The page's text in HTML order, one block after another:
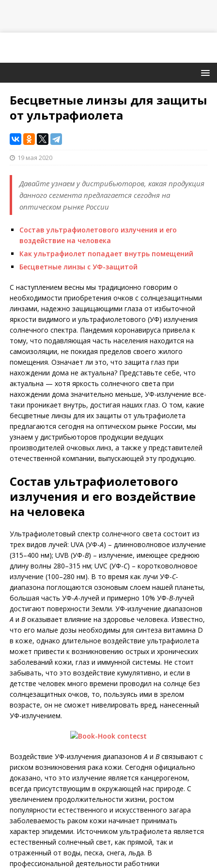
Бесцветные линзы для защиты
от ультрафиолета
19 мая 2020
Давайте узнаем у дистрибьюторов, какая продукция
данного сегмента предлагается сегодня на
оптическом рынке России
Состав ультрафиолетового излучения и его
воздействие на человека
Как ультрафиолет попадает внутрь помещений
Бесцветные линзы с УФ-защитой
С наступлением весны мы традиционно говорим о
необходимости приобретения очков с солнцезащитными
линзами, надежно защищающими глаза от избыточной
яркости видимого и ультрафиолетового (УФ) излучения
солнечного спектра. Пандемия коронавируса привела к
тому, что подавляющая часть населения находится на
самоизоляции, не покидая пределов своего жилого
помещения. Означает ли это, что защита глаз при
нахождении дома не актуальна? Представьте себе, что
актуальна — хотя яркость солнечного света при
нахождении дома значительно меньше, УФ-излучение все-
таки проникает внутрь, достигая наших глаз. О том, какие
бесцветные линзы для их защиты от ультрафиолета
предлагаются сегодня на оптическом рынке России, мы
узнаем у дистрибьюторов продукции ведущих
производителей очковых линз, а также у представителей
отечественной компании, выпускающей эту продукцию.
Состав ультрафиолетового
излучения и его воздействие
на человека
Ультрафиолетовый спектр солнечного света состоит из
трех видов лучей: UVA (УФ-А) – длинноволновое излучение
(315–400 нм); UVB (УФ-B) – излучение, имеющее среднюю
длину волны 280–315 нм; UVC (УФ-С) – коротковолновое
излучение (100–280 нм). В то время как лучи УФ-С-
диапазона поглощаются озоновым слоем нашей планеты,
большая часть УФ-А-лучей и примерно 10% УФ-B-лучей
достигают поверхности Земли. УФ-излучение диапазонов
А и Bоказывает влияние на здоровье человека. Известно,
что его малые дозы необходимы для синтеза витамина D
в коже, однако длительное воздействие ультрафиолета
может привести к возникновению острых и хронических
заболеваний кожи, глаз и иммунной системы. Не стоит
забывать, что это воздействие кумулятивно, и если в
детстве человек много времени проводил на солнце без
солнцезащитных очков, то, пользуясь ими в зрелом
возрасте, он не сможет нивелировать вред, нанесенный
УФ-излучением.
Воздействие УФ-излучения диапазоновА и Bсвязывают с
риском возникновения рака кожи. Сегодня официально
доказано, что это излучение является канцерогеном,
всегда присутствующим в окружающей нас природе. С
увеличением продолжительности жизни, ростом
популярности естественного и искусственного загара
заболеваемость раком кожи начинает принимать
характер эпидемии. Источником ультрафиолета является
естественный солнечный свет, как прямой, так и
отраженный от воды, песка, снега, льда. В
профессиональной деятельности работники